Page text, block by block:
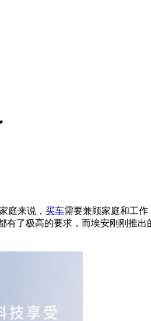
庭来说， 买车需要兼顾家庭和工
有了极高的要求，而埃安刚刚推